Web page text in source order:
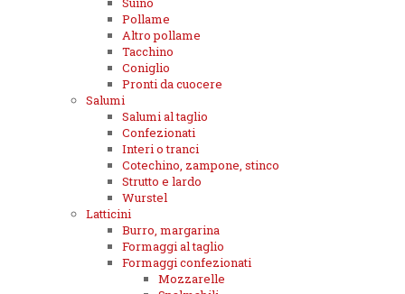
Pollame
Altro pollame
Tacchino
Coniglio
Pronti da cuocere
Salumi
Salumi al taglio
Confezionati
Interi o tranci
Cotechino, zampone, stinco
Strutto e lardo
Wurstel
Latticini
Burro, margarina
Formaggi al taglio
Formaggi confezionati
Mozzarelle